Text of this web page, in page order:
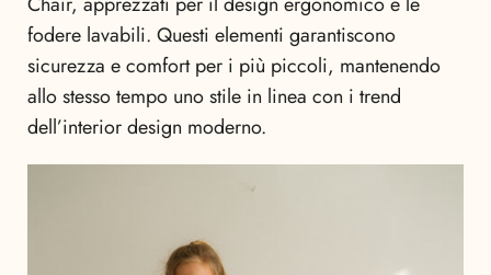
fodere lavabili. Questi elementi garantiscono
sicurezza e comfort per i più piccoli, mantenendo
allo stesso tempo uno stile in linea con i trend
dell’interior design moderno.